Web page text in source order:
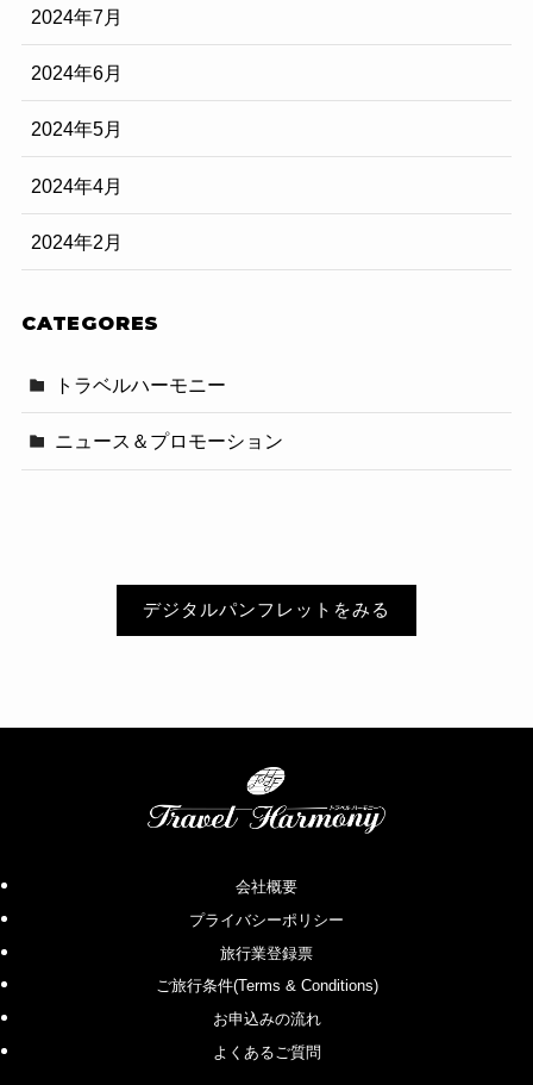
2024年7月
2024年6月
2024年5月
2024年4月
2024年2月
CATEGORES
トラベルハーモニー
ニュース＆プロモーション
デジタルパンフレットをみる
会社概要
プライバシーポリシー
旅行業登録票
ご旅行条件(Terms & Conditions)
お申込みの流れ
よくあるご質問